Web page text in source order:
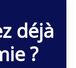
déjà
?